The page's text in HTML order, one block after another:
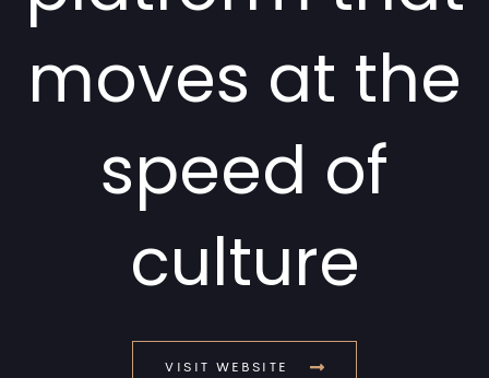
moves at the
speed of
culture
VISIT WEBSITE